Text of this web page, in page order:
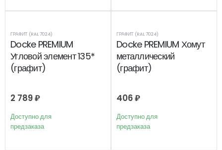
ГРАФИТ (RAL 7024)
Docke PREMIUM
Угловой элемент 135*
(графит)
2 789₽
Доступно для
предзаказа
ГРАФИТ (RAL 7024)
Docke PREMIUM Хомут
металлический
(графит)
406₽
Доступно для
предзаказа